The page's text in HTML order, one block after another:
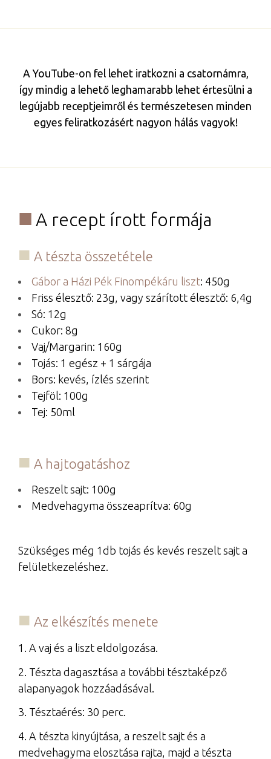
A YouTube-on fel lehet iratkozni a csatornámra,
így mindig a lehető leghamarabb lehet értesülni a
legújabb receptjeimről és természetesen minden
egyes feliratkozásért nagyon hálás vagyok!
A recept írott formája
​A tészta összetétele
Gábor a Házi Pék Finompékáru liszt: 450g
Friss élesztő: 23g, vagy szárított élesztő: 6,4g
Só: 12g
Cukor: 8g
Vaj/Margarin: 160g
Tojás: 1 egész + 1 sárgája
Bors: kevés, ízlés szerint
Tejföl: 100g
Tej: 50ml
A hajtogatáshoz
Reszelt sajt: 100g
Medvehagyma összeaprítva: 60g
Szükséges még 1db tojás és kevés reszelt sajt a
felületkezeléshez.
Az elkészítés menete
1. A vaj és a liszt eldolgozása.
2. Tészta dagasztása a további tésztaképző
alapanyagok hozzáadásával.
3. Tésztaérés: 30 perc.
4. A tészta kinyújtása, a reszelt sajt és a
medvehagyma elosztása rajta, majd a tészta